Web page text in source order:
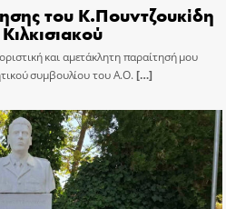
του Κ.Πουντζουκίδη
και αμετάκλητη παραίτησή μου
συμβουλίου του Α.Ο.[…]